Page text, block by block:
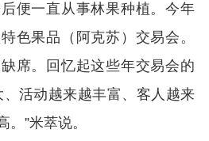
便一直从事林果种植。今年
色果品（阿克苏）交易会。
席。回忆起这些年交易会的
、活动越来越丰富、客人越来
”米萃说。